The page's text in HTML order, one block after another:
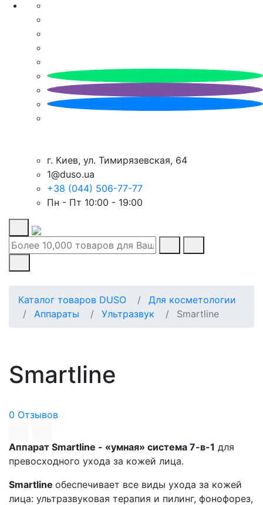
г. Киев, ул. Тимирязевская, 64
1@duso.ua
+38 (044) 506-77-77
Пн - Пт 10:00 - 19:00
Каталог товаров DUSO
Для косметологии
Аппараты
Ультразвук Smartline
Smartline
0 Отзывов
Аппарат Smartline - «умная» система 7-в-1 для
превосходного ухода за кожей лица.
Smartline обеспечивает все виды ухода за кожей
лица: ультразвуковая терапия и пилинг, фонофорез,